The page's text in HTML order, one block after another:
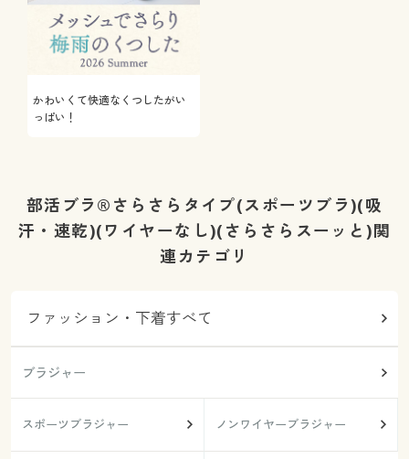
かわいくて快適なくつしたがい
っぱい！
部活ブラ®さらさらタイプ(スポーツブラ)(吸
汗・速乾)(ワイヤーなし)(さらさらスーッと)関
連カテゴリ
ファッション・下着すべて
ブラジャー
スポーツブラジャー ノンワイヤーブラジャー